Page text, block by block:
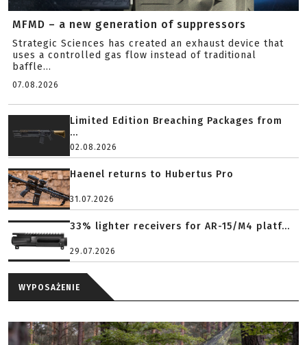
MFMD – a new generation of suppressors
Strategic Sciences has created an exhaust device that
uses a controlled gas flow instead of traditional
baffle...
07.08.2026
Limited Edition Breaching Packages from
...
02.08.2026
Haenel returns to Hubertus Pro
31.07.2026
33% lighter receivers for AR-15/M4 platf...
29.07.2026
WYPOSAŻENIE